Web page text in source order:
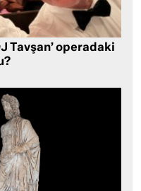
Tavşan’ operadaki